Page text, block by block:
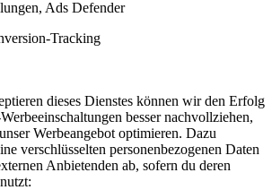
Ads Defender
Tracking
dieses Dienstes können wir den Erfolg
besser nachvollziehen,
Werbeangebot optimieren. Dazu
verschlüsselten personenbezogenen Daten
Anbietenden ab, sofern du deren